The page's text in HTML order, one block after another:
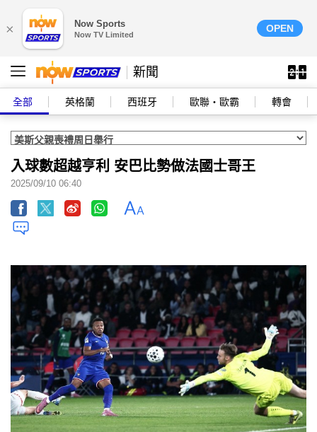
× Now Sports
Now TV Limited
OPEN
新聞
全部 英格蘭 西班牙 歐聯‧歐霸 轉會
入球數超越亨利 安巴比勢做法國士哥王
2025/09/10 06:40